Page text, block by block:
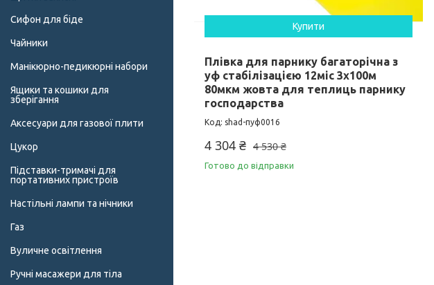
Купити
Плівка для парнику багаторічна з
уф стабілізацією 12міс 3х100м
80мкм жовта для теплиць парнику
господарства
shad-пуф0016
4 530 ₴
4 304 ₴
Готово до відправки
Сифон для біде
Чайники
Манікюрно-педикюрні набори
Ящики та кошики для
зберігання
Аксесуари для газової плити
Цукор
Підставки-тримачі для
портативних пристроїв
Настільні лампи та нічники
Газ
Вуличне освітлення
Ручні масажери для тіла